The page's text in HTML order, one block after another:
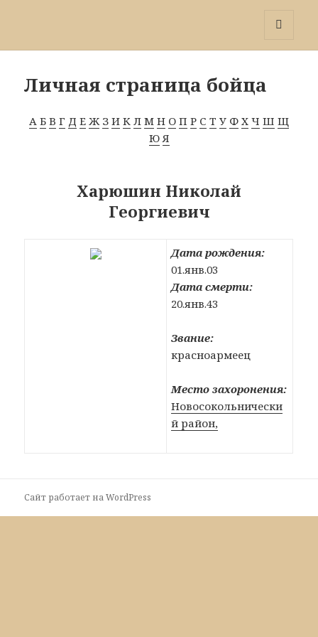
Личная страница бойца
А Б В Г Д Е Ж З И К Л М Н О П Р С Т У Ф Х Ч Ш Щ
Ю Я
Харюшин Николай
Георгиевич
Дата рождения:
01.янв.03
Дата смерти:
20.янв.43
Звание:
красноармеец
Место захоронения:
Новосокольнически
й район,
Сайт работает на WordPress